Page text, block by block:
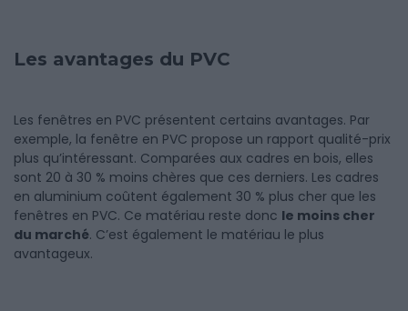
Les avantages du PVC
Les fenêtres en PVC présentent certains avantages. Par
exemple, la fenêtre en PVC propose un rapport qualité-prix
plus qu’intéressant. Comparées aux cadres en bois, elles
sont 20 à 30 % moins chères que ces derniers. Les cadres
en aluminium coûtent également 30 % plus cher que les
fenêtres en PVC. Ce matériau reste donc le moins cher
du marché. C’est également le matériau le plus
avantageux.